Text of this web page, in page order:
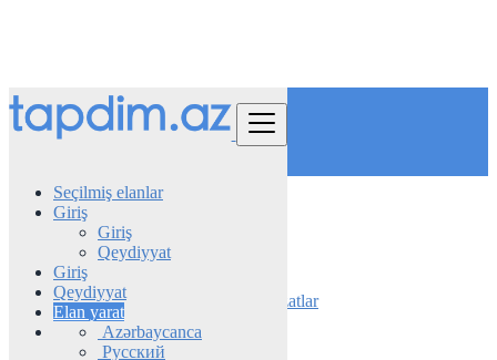
Seçilmiş elanlar
Giriş
Giriş
Qeydiyyat
Giriş
Qeydiyyat
Elan yarat
Azərbaycanca
Русский
Azerbaijan
Elektronika
Audio və Musiqi Avadanlıqları
Elektronika üçün Aksesuarlar və Təchizatlar
Noutbuklar və Kompüterlər
Televiziya avadanlığı